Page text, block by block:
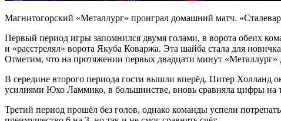
Магнитогорский «Металлург» проиграл домашний матч.
Первый период игры запомнился двумя голами, в ворота обеих
и «расстрелял» ворота Якуба Коваржа. Эта шайба стала для
Отметим, что на протяжении первых двадцати минут «Металлург»
В середине второго периода гости вышли вперёд. Питер Холланд
усилиями Юхо Ламмико, в большинстве, вновь сравняла цифры на
Третий период прошёл без голов, однако команды успели